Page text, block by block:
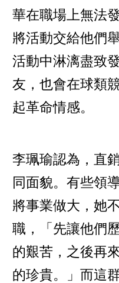
華在職場上無法
將活動交給他們
活動中淋漓盡致
友，也會在球類
起革命情感。
李珮瑜認為，直
同面貌。有些領
將事業做大，她
職，「先讓他們
的艱苦，之後再
的珍貴。」而這